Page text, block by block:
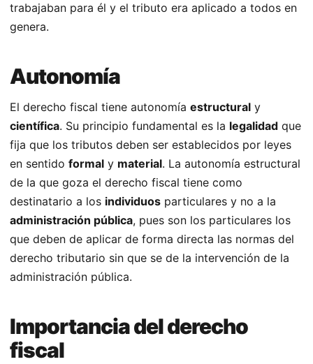
trabajaban para él y el tributo era aplicado a todos en
genera.
Autonomía
El derecho fiscal tiene autonomía estructural y
científica. Su principio fundamental es la legalidad que
fija que los tributos deben ser establecidos por leyes
en sentido formal y material. La autonomía estructural
de la que goza el derecho fiscal tiene como
destinatario a los individuos particulares y no a la
administración pública, pues son los particulares los
que deben de aplicar de forma directa las normas del
derecho tributario sin que se de la intervención de la
administración pública.
Importancia del derecho
fiscal